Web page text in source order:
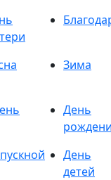
Зима
День
День
детей